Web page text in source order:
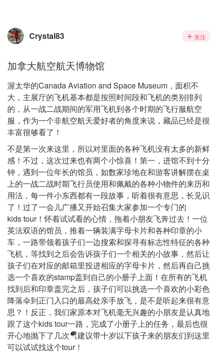
Crystal83 关注
加拿大航空航天博物馆
渥太华的Canada Aviation and Space Museum，面积不
大，主展厅的飞机基本都是按照时间段和飞机的类别排列
的，从一战二战期间的军用飞机到各个时期的飞行服航空
服，作为一个非航空航天爱好者的角度来说，藏品已经是很
丰富很够看了！
不是第一次来这里，所以对里面的各种飞机没有太多的新鲜
感！不过，这次过来也有两个小惊喜！第一，进馆不到十分
钟，遇到一位年长的馆员，如数家珍地在和游客讲解摆在桌
上的一战二战时期飞行员使用和佩戴的各种小物件的来历和
用法，每一件小东西都有一段故事，听着很有意思，长见识
了！过了一会儿广播又开始召集大家参加一个专门的
kids tour！怀着试试看的心情，拖着小朋友飞奔过去！一位
英法双语的馆员，推着一辆装满字母卡片和各种印章的小
车，一路带领着孩子们一边搜索和探寻有标志性特征的各种
飞机，等找到之后会告诉孩子们一个相关的小故事，然后让
孩子们在对应的邮箱里投进相应的字母卡片，然后再自己挑
选一个喜欢的stamp盖到自己的小册子上面！在所有的飞机
找到后和印章盖完之后，孩子们可以挑选一个喜欢的小彩色
降落伞到正门入口的最高处亲手放飞，是不是听起来很有意
思？！反正，我们家原本对飞机毫无兴趣的小朋友是认真地
跟了这个kids tour一路，完成了小册子上的任务，最后也很
开心地抛下了几次🪂建议带十岁以下孩子来的朋友们到这里
可以试试找这个tour！